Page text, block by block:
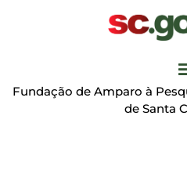
Fundação de Amparo à
de Santa